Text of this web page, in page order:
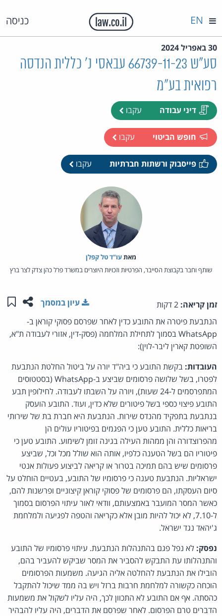
כניסה EN
30 באפריל 2024
סע"ש 66739-11-23 עבאסי נ' כללית הנדסה
רפואית בע"מ
דיני עבודה עקבו
חופש הביטוי עקבו
פייסבוק ורשתות חברתיות עקבו
מאת‏עו"ד טל קפלן
שותף וחבר בקבוצת הסייבר, הפרטיות וזכויות היוצרים במשרד פרל כהן צדק לצר ברץ
זמן קריאה: שתפו
עיון במסמך
הנתבעת פיטרה את התובע כדין לאחר שפרסם פסוקי קוראן ב-
WhatsApp בסמוך לתחילת המלחמה (פסק-דין, אזורי לעבודה ת"א,
השופטת קארין ליבר-לוין):
העובדות: בקשת התובע כי ביה"ד יורה על ביטול החלטת הנתבעת
לפטרו, בשל שלושה פרסומים שביצע ב-WhatsApp (בסטטוסים
המתפרסמים ל-24 שעות), ויורה על השבתו לעבודה. לחילופין תבע
התובע פיצוי כספי בשל פיטורים שלא כדין, ועוד. התובע הועסק
בנתבעת בתפקיד מהנדס שירות. הנתבעת היא חברת בת של שירותי
בריאות כללית. התובע טען כי הפגמים בפיטוריו עולים הן
מהפרוצדורה והן ממהות העילה בגינה זומן לשימוע. התובע טען כי
פיטוריו הם בשל הטענה כלפיו, אותה הוא שולל מכל וכל, שביצע
פרסומים שיש בהם תמיכה בטרור או קריאה לביצוע פעולות אנטי
ישראליות. הנתבעת טענה כי פרסומיו של התובע, בעטיים הוחלט על
סיום העסקתו, הם פרסומים של פסוקי קוראן קיצוניים ופרשנות להם,
כאשר המסר המועבר באמצעותם, וודאי לאור עיתוי הפרסום בסמוך
ל-7.10, לא יכול להיות מובן אלא כקריאה והטפה לפגיעה ולמלחמת
ג'יהאד נגד ישראל.
נפסק: לא נפל פגם בהתנהלות הנתבעת. עיתוי פרסומיו של התובע
והתנהלותו עת התבקש להסביר את המסר שביקש להעביר בהם,
הובילו את הנתבעת להחלטה אליה הגיעה. משמעות הפרסומים
הוכחה כקשורה למלחמת חרבות ברזל ויש בה ממד שיכול להתקבל
כהסתה. אף אם התובע לא התכוון לכך, היה עליו לשקול את משמעות
הדברים טרם הפרסום. לאחר שפרסם את הדברים, היה עליו להבהיר